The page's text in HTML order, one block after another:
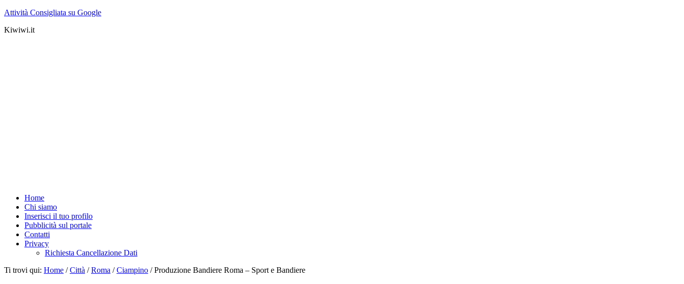
Attività Consigliata su Google
Kiwiwi.it
Home
Chi siamo
Inserisci il tuo profilo
Pubblicità sul portale
Contatti
Privacy
Richiesta Cancellazione Dati
Ti trovi qui: Home / Città / Roma / Ciampino /Produzione Bandiere Roma – Sport e Bandiere